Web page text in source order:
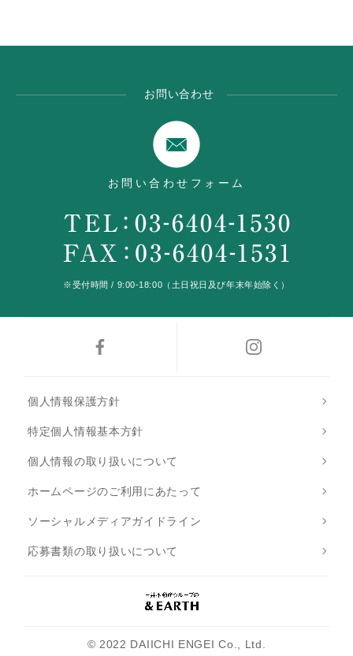
お問い合わせ
お問い合わせフォーム
※受付時間 / 9:00-18:00（土日祝日及び年末年始除く）
個人情報保護方針
特定個人情報基本方針
個人情報の取り扱いについて
ホームページのご利用にあたって
ソーシャルメディアガイドライン
応募書類の取り扱いについて
© 2022 DAIICHI ENGEI Co., Ltd.